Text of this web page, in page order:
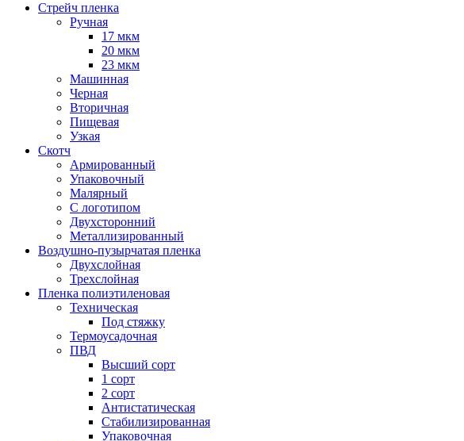
Стрейч пленка
Ручная
17 мкм
20 мкм
23 мкм
Машинная
Черная
Вторичная
Пищевая
Узкая
Скотч
Армированный
Упаковочный
Малярный
С логотипом
Двухсторонний
Металлизированный
Воздушно-пузырчатая пленка
Двухслойная
Трехслойная
Пленка полиэтиленовая
Техническая
Под стяжку
Термоусадочная
ПВД
Высший сорт
1 сорт
2 сорт
Антистатическая
Стабилизированная
Упаковочная